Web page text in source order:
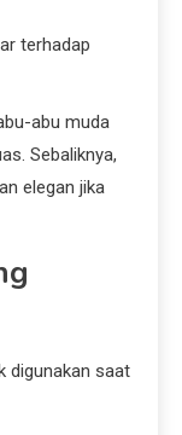
terhadap
abu muda
Sebaliknya,
elegan jika
digunakan saat